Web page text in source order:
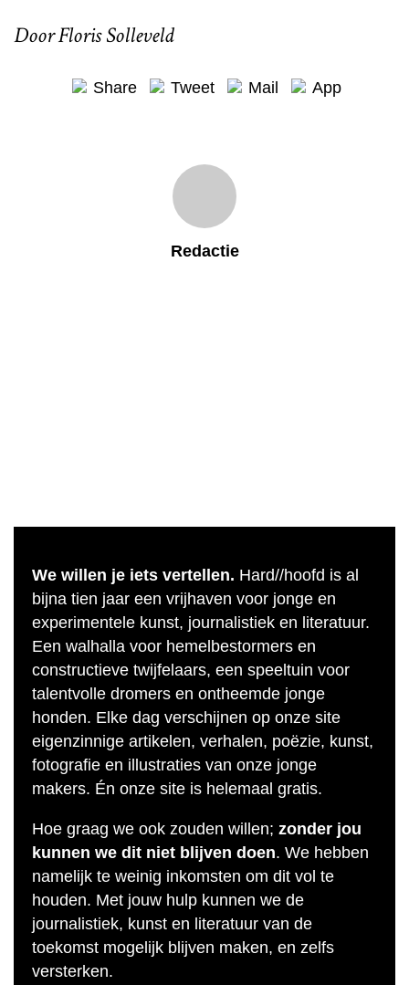
Door Floris Solleveld
Share Tweet Mail App
Redactie
We willen je iets vertellen. Hard//hoofd is al
bijna tien jaar een vrijhaven voor jonge en
experimentele kunst, journalistiek en literatuur.
Een walhalla voor hemelbestormers en
constructieve twijfelaars, een speeltuin voor
talentvolle dromers en ontheemde jonge
honden. Elke dag verschijnen op onze site
eigenzinnige artikelen, verhalen, poëzie, kunst,
fotografie en illustraties van onze jonge
makers. Én onze site is helemaal gratis.
Hoe graag we ook zouden willen; zonder jou
kunnen we dit niet blijven doen. We hebben
namelijk te weinig inkomsten om dit vol te
houden. Met jouw hulp kunnen we de
journalistiek, kunst en literatuur van de
toekomst mogelijk blijven maken, en zelfs
versterken.